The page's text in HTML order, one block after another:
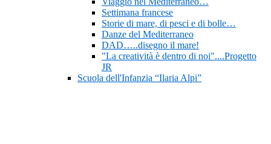
Settimana francese
Storie di mare, di pesci e di bolle…
Danze del Mediterraneo
DAD…..disegno il mare!
"La creatività è dentro di noi"....Progetto
JR
Scuola dell'Infanzia “Ilaria Alpi”